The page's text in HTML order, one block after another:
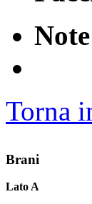
Note
Torna
Brani
Lato A